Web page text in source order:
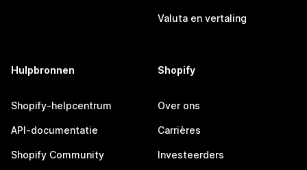
Valuta en vertaling
Hulpbronnen
Shopify-helpcentrum
API-documentatie
Shopify Community
Shopify
Over ons
Carrières
Investeerders